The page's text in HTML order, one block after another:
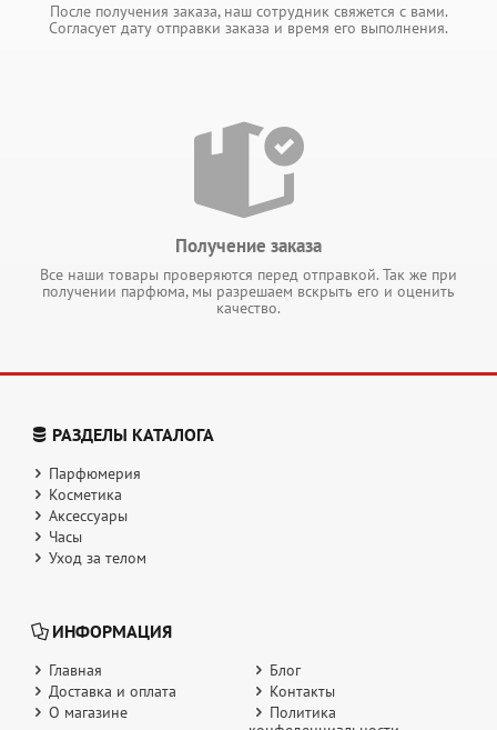
После получения заказа, наш сотрудник свяжется с вами.
Согласует дату отправки заказа и время его выполнения.
Получение заказа
Все наши товары проверяются перед отправкой. Так же при
получении парфюма, мы разрешаем вскрыть его и оценить
качество.
РАЗДЕЛЫ КАТАЛОГА
Парфюмерия
Косметика
Аксессуары
Часы
Уход за телом
ИНФОРМАЦИЯ
Главная
Блог
Доставка и оплата
Контакты
О магазине
Политика